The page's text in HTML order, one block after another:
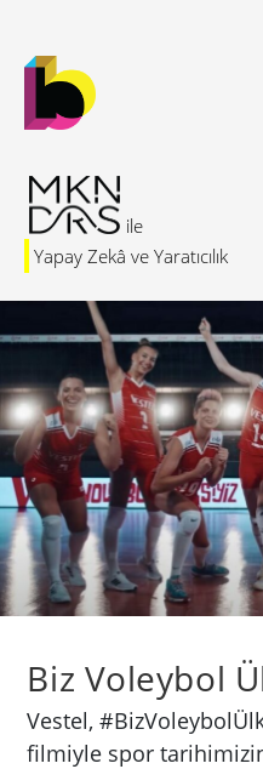
Yapay Zekâ ve Yaratıcılık
Biz Voleybol
Vestel,
filmiyle spor